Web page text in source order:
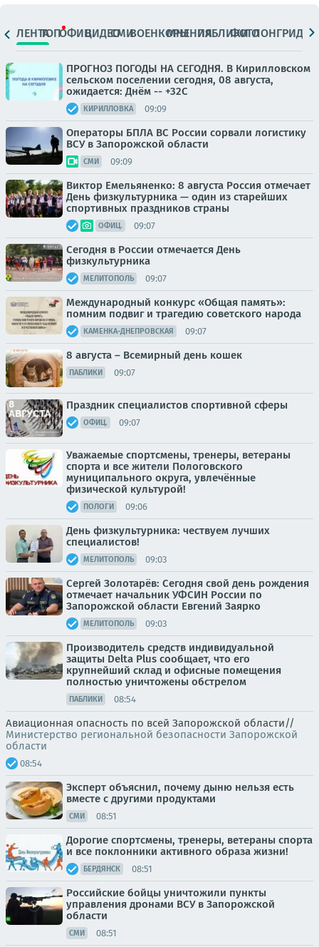
ЛЕНТАТОПОФИЦ.ВИДЕОСМИВОЕНКОРЫМНЕНИЯПАБЛИКИ
ФОТОЛОНГРИДЫ
ПРОГНОЗ ПОГОДЫ НА СЕГОДНЯ. В Кирилловском
сельском поселении сегодня, 08 августа,
ожидается: Днём -- +32С
КИРИЛЛОВКА 09:09
Операторы БПЛА ВС России сорвали логистику
ВСУ в Запорожской области
СМИ 09:09
Виктор Емельяненко: 8 августа Россия отмечает
День физкультурника — один из старейших
спортивных праздников страны
ОФИЦ. 09:07
Сегодня в России отмечается День
физкультурника
МЕЛИТОПОЛЬ 09:07
Международный конкурс «Общая память»:
помним подвиг и трагедию советского народа
КАМЕНКА-ДНЕПРОВСКАЯ 09:07
8 августа – Всемирный день кошек
ПАБЛИКИ 09:07
Праздник специалистов спортивной сферы
ОФИЦ. 09:07
Уважаемые спортсмены, тренеры, ветераны
спорта и все жители Пологовского
муниципального округа, увлечённые
физической культурой!
ПОЛОГИ 09:06
День физкультурника: чествуем лучших
специалистов!
МЕЛИТОПОЛЬ 09:03
Сергей Золотарёв: Сегодня свой день рождения
отмечает начальник УФСИН России по
Запорожской области Евгений Заярко
МЕЛИТОПОЛЬ 09:03
Производитель средств индивидуальной
защиты Delta Plus сообщает, что его
крупнейший склад и офисные помещения
полностью уничтожены обстрелом
ПАБЛИКИ 08:54
Авиационная опасность по всей Запорожской области//
Министерство региональной безопасности Запорожской
области
08:54
Эксперт объяснил, почему дыню нельзя есть
вместе с другими продуктами
СМИ 08:51
Дорогие спортсмены, тренеры, ветераны спорта
и все поклонники активного образа жизни!
БЕРДЯНСК 08:51
Российские бойцы уничтожили пункты
управления дронами ВСУ в Запорожской
области
СМИ 08:51